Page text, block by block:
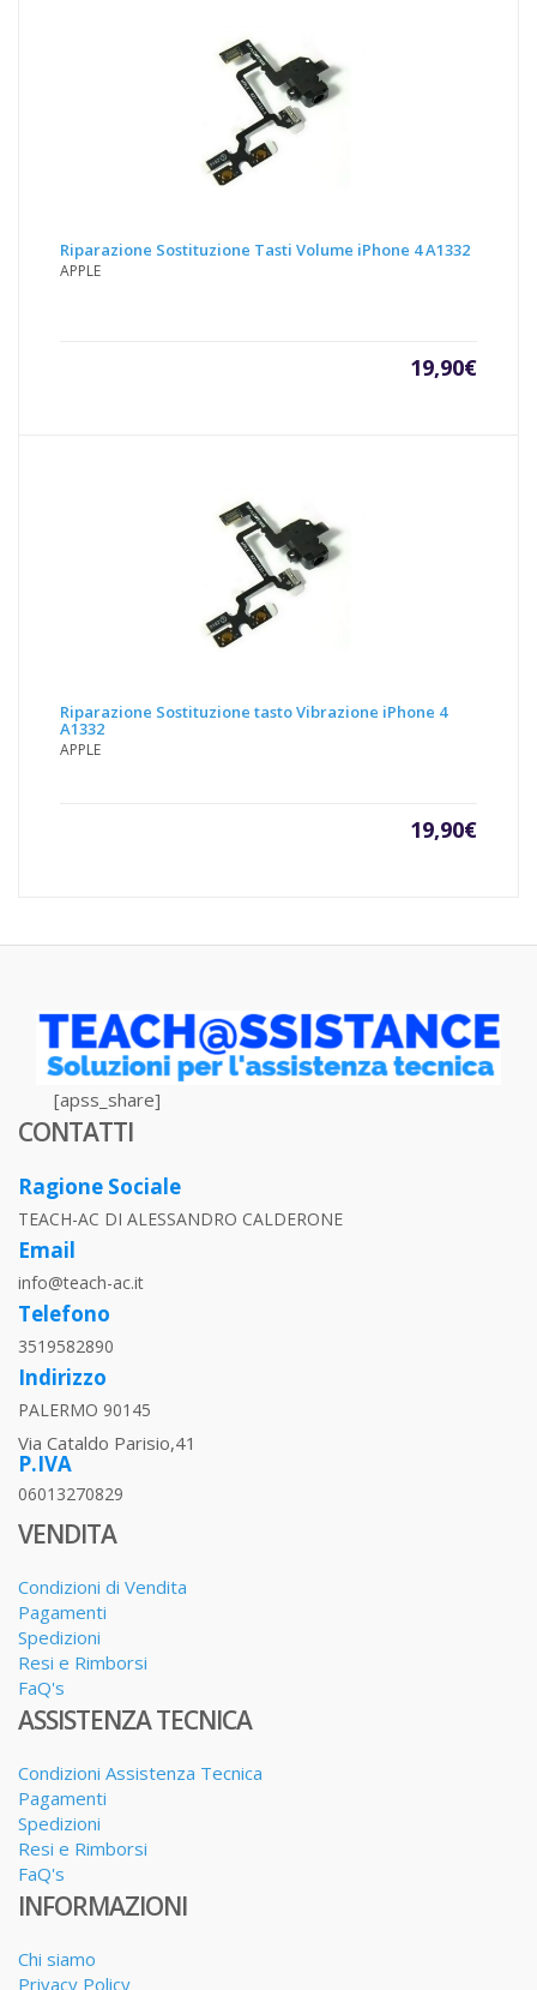
Riparazione Sostituzione Tasti Volume iPhone 4 A1332
APPLE
19,90€
Riparazione Sostituzione tasto Vibrazione iPhone 4
A1332
APPLE
19,90€
[apss_share]
CONTATTI
Ragione Sociale
TEACH-AC DI ALESSANDRO CALDERONE
Email
info@teach-ac.it
Telefono
3519582890
Indirizzo
PALERMO 90145
Via Cataldo Parisio,41
P.IVA
06013270829
VENDITA
Condizioni di Vendita
Pagamenti
Spedizioni
Resi e Rimborsi
FaQ's
ASSISTENZA TECNICA
Condizioni Assistenza Tecnica
Pagamenti
Spedizioni
Resi e Rimborsi
FaQ's
INFORMAZIONI
Chi siamo
Privacy Policy